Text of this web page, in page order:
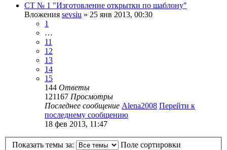
СТ № 1 "Изготовление открытки по шаблону"
Вложения sevsiu » 25 янв 2013, 00:30
1
…
11
12
13
14
15
144 Ответы
121167 Просмотры
Последнее сообщение Alena2008 Перейти к
последнему сообщению
18 фев 2013, 11:47
Показать темы за: Поле сортировки